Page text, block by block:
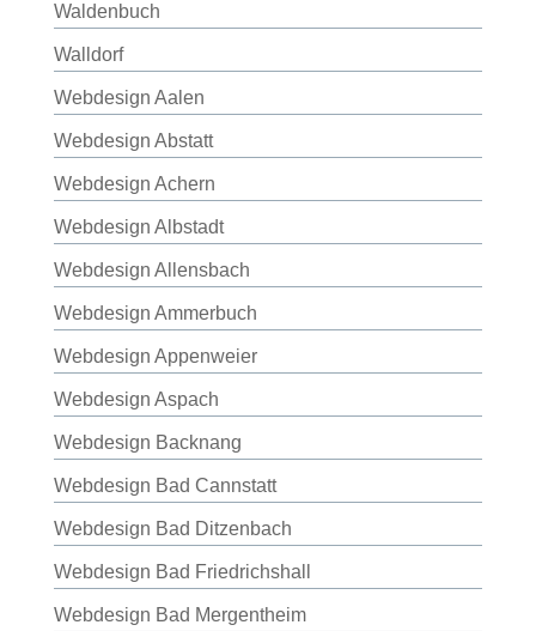
Waldenbuch
Walldorf
Webdesign Aalen
Webdesign Abstatt
Webdesign Achern
Webdesign Albstadt
Webdesign Allensbach
Webdesign Ammerbuch
Webdesign Appenweier
Webdesign Aspach
Webdesign Backnang
Webdesign Bad Cannstatt
Webdesign Bad Ditzenbach
Webdesign Bad Friedrichshall
Webdesign Bad Mergentheim